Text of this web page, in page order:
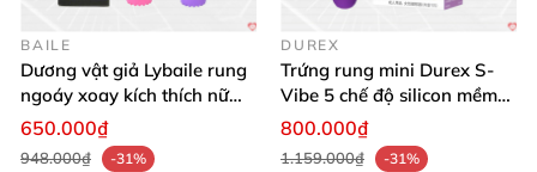
BAILE
Dương vật giả Lybaile rung
ngoáy xoay kích thích nữ
thủ dâm
650.000₫
948.000₫
-31%
DUREX
Trứng rung mini Durex S-
Vibe 5 chế độ silicon mềm
mịn cao cấp
800.000₫
1.159.000₫
-31%